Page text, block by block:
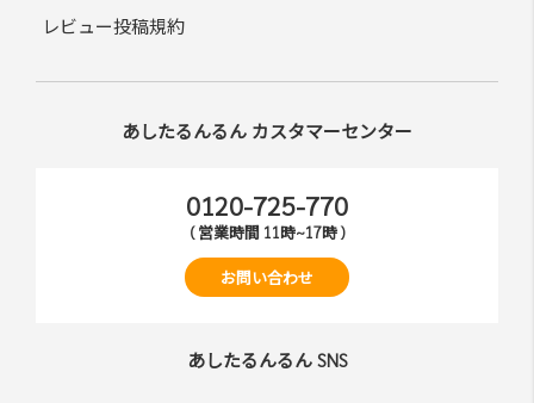
レビュー投稿規約
あしたるんるん カスタマーセンター
0120-725-770
( 営業時間 11時~17時 )
お問い合わせ
あしたるんるん SNS